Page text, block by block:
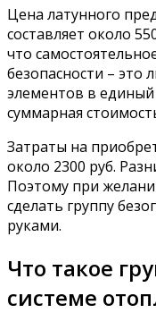
Цена латунного
составляет около
что
безопасности – это
элементов в
суммарная
Затраты на
около 2300 руб.
Поэтому при
сделать группу
руками.
Что такое
системе